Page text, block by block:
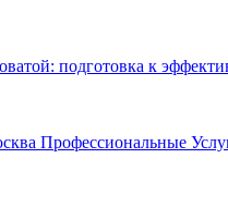
подготовка к
Профессиональные